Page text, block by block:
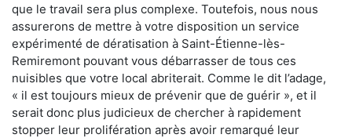
que le travail sera plus complexe. Toutefois, nous nous
assurerons de mettre à votre disposition un service
expérimenté de dératisation à Saint-Étienne-lès-
Remiremont pouvant vous débarrasser de tous ces
nuisibles que votre local abriterait. Comme le dit l’adage,
« il est toujours mieux de prévenir que de guérir », et il
serait donc plus judicieux de chercher à rapidement
stopper leur prolifération après avoir remarqué leur